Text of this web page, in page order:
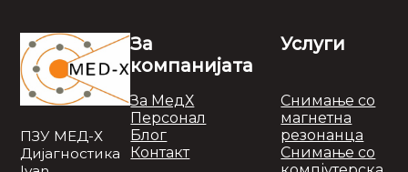
ПЗУ МЕД-Х
Дијагностика
За
компанијата
За МедХ
Персонал
Блог
Контакт
Услуги
Снимање со
магнетна
резонанца
Снимање со